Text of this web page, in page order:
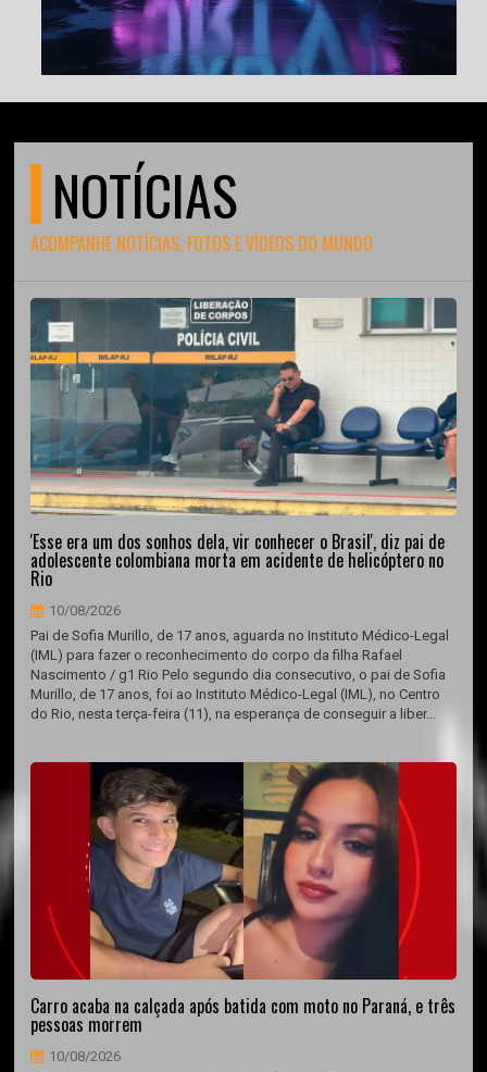
NOTÍCIAS
ACOMPANHE NOTÍCIAS, FOTOS E VÍDEOS DO MUNDO
'Esse era um dos sonhos dela, vir conhecer o Brasil', diz pai de
adolescente colombiana morta em acidente de helicóptero no
Rio
10/08/2026
Pai de Sofia Murillo, de 17 anos, aguarda no Instituto Médico-Legal
(IML) para fazer o reconhecimento do corpo da filha Rafael
Nascimento / g1 Rio Pelo segundo dia consecutivo, o pai de Sofia
Murillo, de 17 anos, foi ao Instituto Médico-Legal (IML), no Centro
do Rio, nesta terça-feira (11), na esperança de conseguir a liber...
Carro acaba na calçada após batida com moto no Paraná, e três
pessoas morrem
10/08/2026